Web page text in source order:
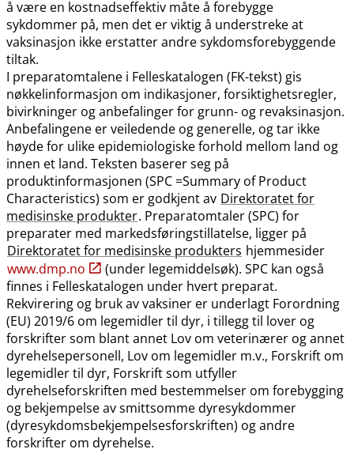
å være en kostnadseffektiv måte å forebygge
sykdommer på, men det er viktig å understreke at
vaksinasjon ikke erstatter andre sykdomsforebyggende
tiltak.
I preparatomtalene i Felleskatalogen (FK-tekst) gis
nøkkelinformasjon om indikasjoner, forsiktighetsregler,
bivirkninger og anbefalinger for grunn- og revaksinasjon.
Anbefalingene er veiledende og generelle, og tar ikke
høyde for ulike epidemiologiske forhold mellom land og
innen et land. Teksten baserer seg på
produktinformasjonen (SPC =Summary of Product
Characteristics) som er godkjent av Direktoratet for
medisinske produkter. Preparatomtaler (SPC) for
preparater med markedsføringstillatelse, ligger på
Direktoratet for medisinske produkters hjemmesider
www.dmp.no
(under legemiddelsøk). SPC kan også
finnes i Felleskatalogen under hvert preparat.
Rekvirering og bruk av vaksiner er underlagt Forordning
(EU) 2019/6 om legemidler til dyr, i tillegg til lover og
forskrifter som blant annet Lov om veterinærer og annet
dyrehelsepersonell, Lov om legemidler m.v., Forskrift om
legemidler til dyr, Forskrift som utfyller
dyrehelseforskriften med bestemmelser om forebygging
og bekjempelse av smittsomme dyresykdommer
(dyresykdomsbekjempelsesforskriften) og andre
forskrifter om dyrehelse.